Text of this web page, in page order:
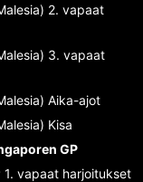
2. vapaat
3. vapaat
Aika-ajot
Kisa
GP
1. vapaat harjoitukset